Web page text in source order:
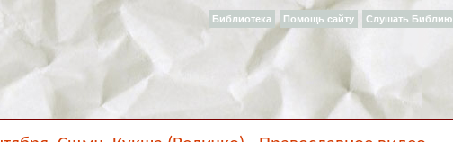
Слушать Библию
Помощь сайту
Библиотека